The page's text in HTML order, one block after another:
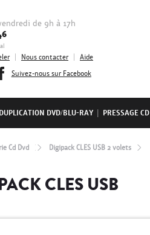
de 9h à 17h
Nous contacter
Aide
Suivez-nous sur Facebook
DUPLICATION DVD/BLU-RAY PRESSAGE CD
Cd Dvd Digipack CLES USB 2 volets
CLES USB